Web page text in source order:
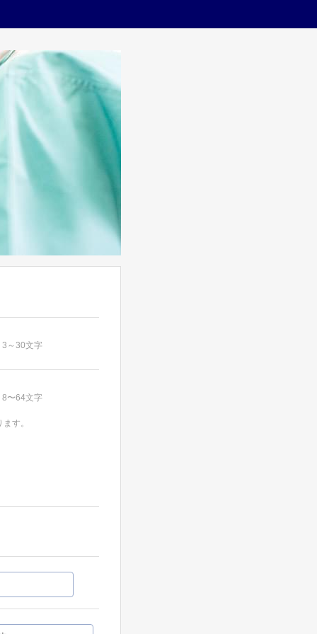
～30文字
〜64文字
す。